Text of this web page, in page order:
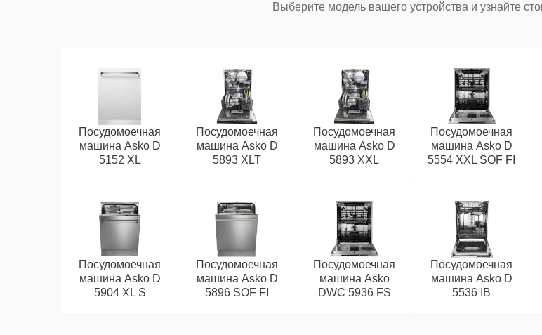
Выберите модель вашего устройства и узнайте
Посудомоечная
машина Asko D
5152 XL
Посудомоечная
машина Asko D
5893 XLT
Посудомоечная
машина Asko D
5893 XXL
Посудомоечная
машина Asko D
5554 XXL SOF FI
Посудомоечная
машина Asko D
5904 XL S
Посудомоечная
машина Asko D
5896 SOF FI
Посудомоечная
машина Asko
DWC 5936 FS
Посудомоечная
машина Asko D
5536 IB